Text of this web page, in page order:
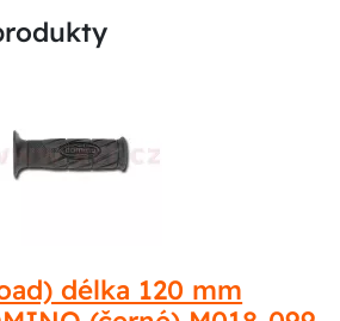
délka 120 mm